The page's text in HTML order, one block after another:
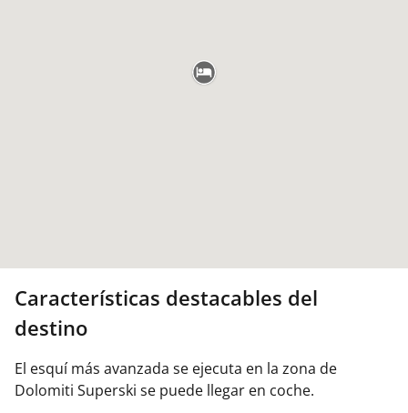
Características destacables del
destino
El esquí más avanzada se ejecuta en la zona de
Dolomiti Superski se puede llegar en coche.